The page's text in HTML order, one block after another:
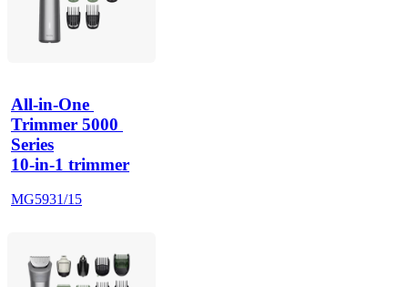
All-in-One
Trimmer 5000
Series
10-in-1 trimmer
MG5931/15